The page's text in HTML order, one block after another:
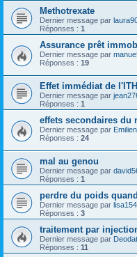
Methotrexate
Dernier message par
Réponses : 1
Assurance prêt
Dernier message par
Réponses : 19
Effet immédiat de
Dernier message par
Réponses : 1
effets secondaires du
Dernier message par
Réponses : 24
mal au genou
Dernier message par
Réponses : 1
perdre du poids
Dernier message par
Réponses : 3
traitement par
Dernier message par Deodat
Réponses : 11